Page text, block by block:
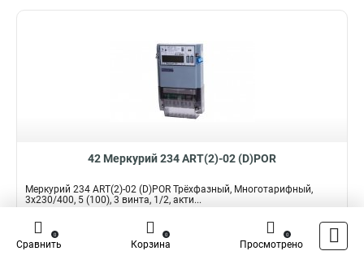
42 Меркурий 234 ART(2)-02 (D)POR
Меркурий 234 ART(2)-02 (D)POR Трёхфазный, Многотарифный,
3x230/400, 5 (100), 3 винта, 1/2, акти...
Подробнее Сравнить
Наличие:
Сравнить
0
Корзина
0
Просмотрено
0